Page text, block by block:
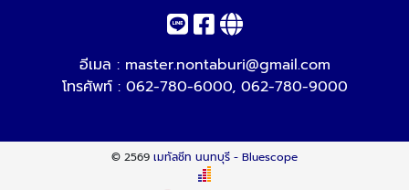
อีเมล : master.nontaburi@gmail.com
โทรศัพท์ : 062-780-6000, 062-780-9000
© 2569 เมทัลชีท นนทบุรี - Bluescope